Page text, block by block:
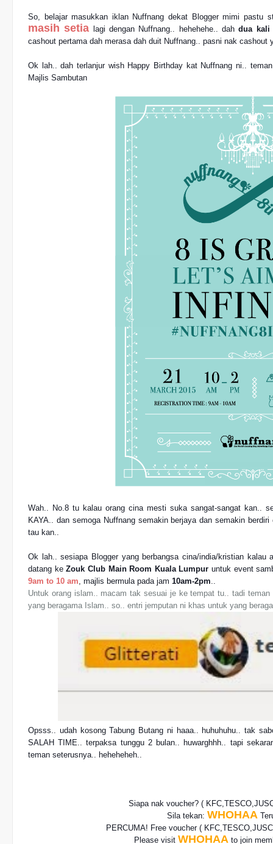
So, belajar masukkan iklan Nuffnang dekat Blogger mimi pastu
masih setia lagi dengan Nuffnang.. hehehehe.. dahdua
cashout pertama dah merasa dah duit Nuffnang.. pasni nak
Ok lah.. dah terlanjur wish Happy Birthday kat Nuffnang ni..
Majlis Sambutan
Wah.. No.8 tu kalau orang cina mesti suka sangat-sangat kan..
KAYA.. dan semoga Nuffnang semakin berjaya dan semakin
tau kan..
Ok lah.. sesiapa Blogger yang berbangsa cina/india/kristian
datang keZouk Club Main Room Kuala Lumpur untuk event
9am to 10 am, majlis bermula pada jam 10am-2pm..
Untuk orang islam.. macam tak sesuai je ke tempat tu.. tadi
yang beragama Islam.. so.. entri jemputan ni khas untuk yang
Opsss.. udah kosong Tabung Butang ni haaa.. huhuhuhu.. tak
SALAH TIME.. terpaksa tunggu 2 bulan.. huwarghhh.. tapi
teman seterusnya.. heheheheh..
Siapa nak voucher? (
Sila tekan: WHOHAA
PERCUMA! Free voucher(
Please visitWHOHAA to join